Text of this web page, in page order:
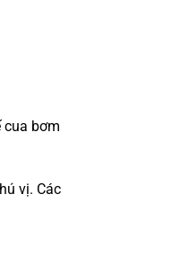
cua bơm
vị. Các